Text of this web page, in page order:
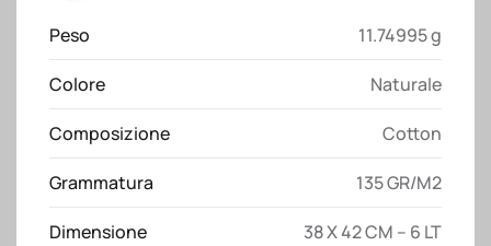
135
g/m2,
con
a
strozzo
e
manici
Peso 11.74995 g
Colore Naturale
Composizione Cotton
Grammatura 135 GR/M2
Dimensione 38 X 42 CM – 6 LT